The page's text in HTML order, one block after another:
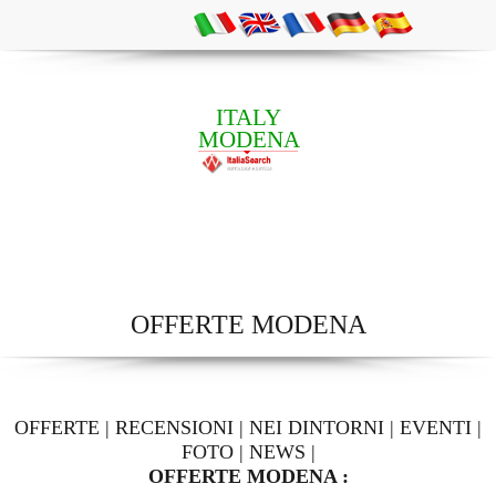
ITALY
MODENA
OFFERTE MODENA
OFFERTE | RECENSIONI | NEI DINTORNI | EVENTI |
FOTO| NEWS |
OFFERTE MODENA :